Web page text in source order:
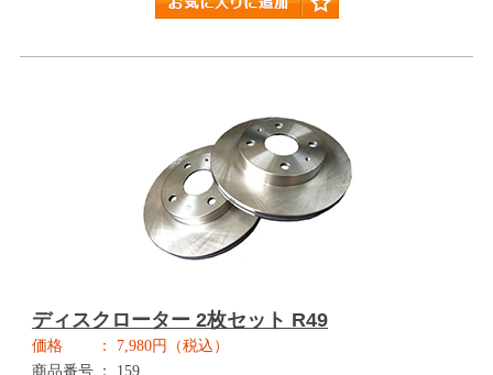
ディスクローター 2枚セット R49
価格
7,980円（税込）
商品番号
159